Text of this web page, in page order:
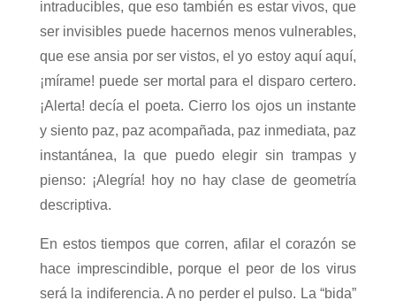
intraducibles, que eso también es estar vivos, que
ser invisibles puede hacernos menos vulnerables,
que ese ansia por ser vistos, el yo estoy aquí aquí,
¡mírame! puede ser mortal para el disparo certero.
¡Alerta! decía el poeta. Cierro los ojos un instante
y siento paz, paz acompañada, paz inmediata, paz
instantánea, la que puedo elegir sin trampas y
pienso: ¡Alegría! hoy no hay clase de geometría
descriptiva.
En estos tiempos que corren, afilar el corazón se
hace imprescindible, porque el peor de los virus
será la indiferencia. A no perder el pulso. La “bida”